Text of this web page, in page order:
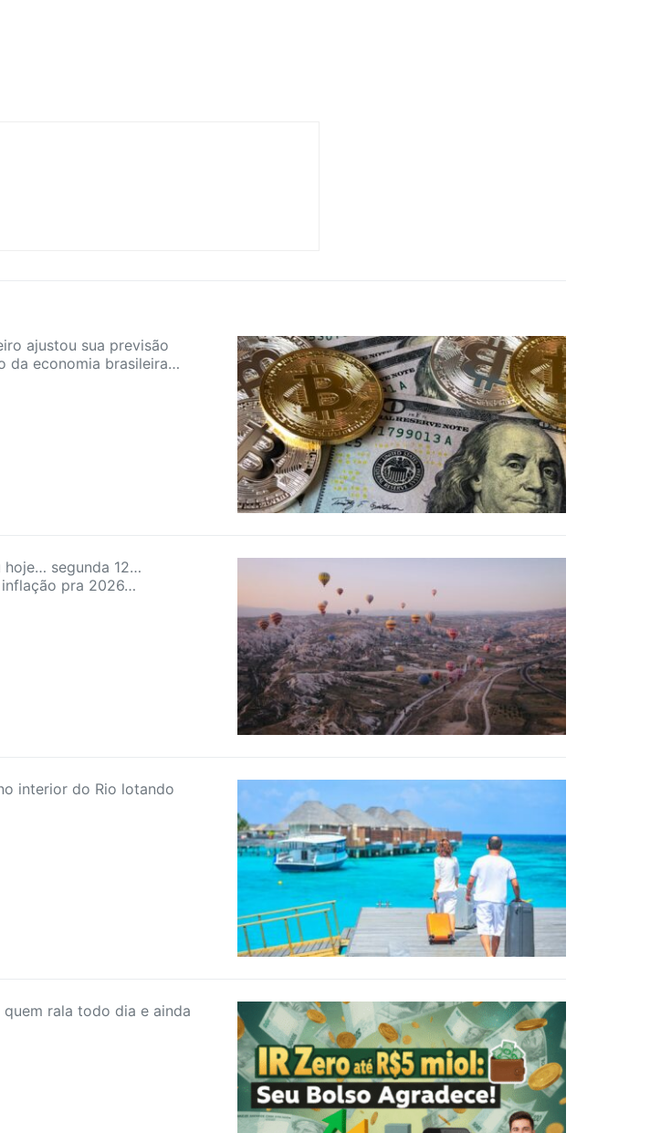
ajustou sua previsão
da economia brasileira…
hoje… segunda 12…
pra 2026…
interior do Rio lotando
rala todo dia e ainda